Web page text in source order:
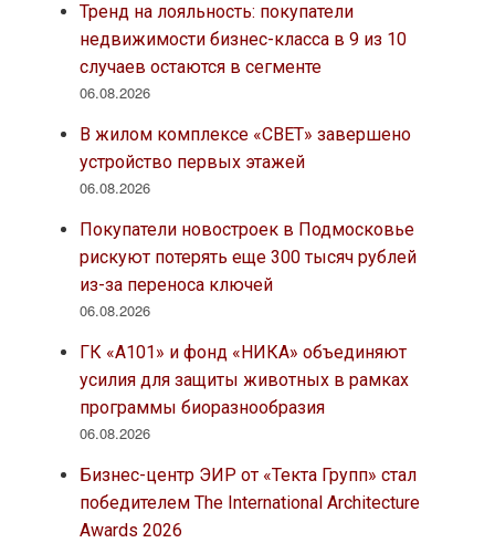
Тренд на лояльность: покупатели
недвижимости бизнес-класса в 9 из 10
случаев остаются в сегменте
06.08.2026
В жилом комплексе «СВЕТ» завершено
устройство первых этажей
06.08.2026
Покупатели новостроек в Подмосковье
рискуют потерять еще 300 тысяч рублей
из-за переноса ключей
06.08.2026
ГК «А101» и фонд «НИКА» объединяют
усилия для защиты животных в рамках
программы биоразнообразия
06.08.2026
Бизнес-центр ЭИР от «Текта Групп» стал
победителем The International Architecture
Awards 2026